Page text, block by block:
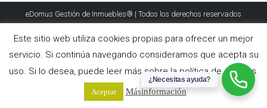
WhatsAppFacebook
X
LinkedIn
eDomus Gestión de Inmuebles® | Todos los derechos reservados
Este sitio web utiliza cookies propias para ofrecer un mejor
servicio. Si continúa navegando consideramos que acepta su
uso. Si lo desea, puede leer más sobre la política de cookies.
Aceptar Más información
¿Necesitas ayuda?